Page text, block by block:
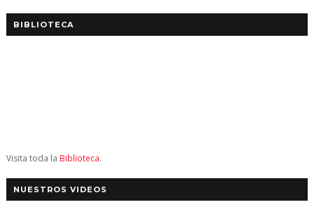
BIBLIOTECA
Visita toda la Biblioteca.
NUESTROS VIDEOS